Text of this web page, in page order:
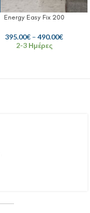
Energy Easy Fix 200
395.00€ – 490.00€
2-3 Ημέρες